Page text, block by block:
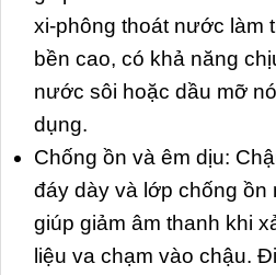
xi-phông thoát nước làm
bền cao, có khả năng
nước sôi hoặc dầu mỡ
dụng.
Chống ồn và êm dịu:
đáy dày và lớp chống ồn
giúp giảm âm thanh khi
liệu va chạm vào chậu.